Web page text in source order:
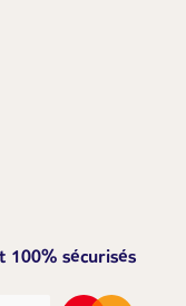
100% sécurisés